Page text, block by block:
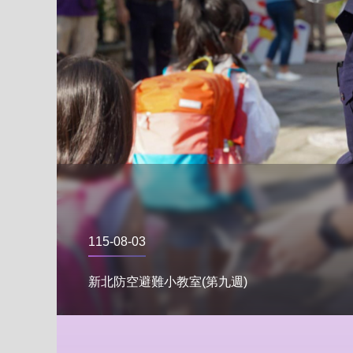
115-08-03
新北防空避難小教室(第九週)